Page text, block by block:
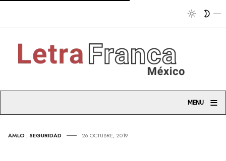
Tribuna
MENU ≡
AMLO , SEGURIDAD 26 OCTUBRE, 2019